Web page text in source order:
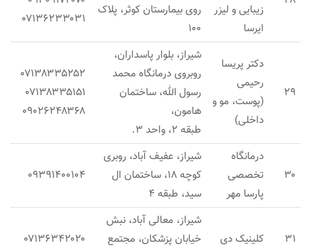
زیبایی و لیزر
ایرسا
روی بیمارستان کوثر، پلاک
۱۰۰
۰۷۱۳۶۲۳۳۰۳۱
۲۹
دکتر پریسا
رحیمی
(پوست، مو و
داخلی)
شیراز، بلوار پاسداران،
روبروی درمانگاه محمد
رسول الله، ساختمان
هامون،
طبقه ۲، واحد ۳.
۰۷۱۳۸۳۳۵۲۵۲
۰۷۱۳۸۳۳۵۱۵۱
۰۹۰۲۶۲۴۸۳۶۸
۳۰
درمانگاه
تخصصی
پارسا مهر
شیراز، عفیف آباد، روبری
کوچه ۱۸، ساختمان ال
سید، طبقه ۴
۰۹۳۹۱۴۰۰۱۰۴
۳۱ کلینیک دی
شیراز، معالی آباد، نبش
خیابان پزشکان، مجتمع
۰۷۱۳۶۳۴۲۰۲۰